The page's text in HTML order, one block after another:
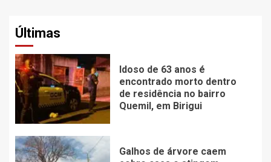
Últimas
Idoso de 63 anos é
encontrado morto dentro
de residência no bairro
Quemil, em Birigui
Galhos de árvore caem